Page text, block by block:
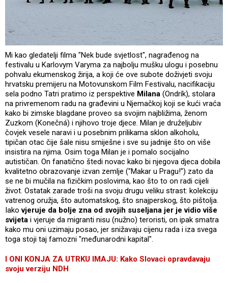
Mi kao gledatelji filma "Nek bude svjetlost", nagrađenog na
festivalu u Karlovym Varyma za najbolju mušku ulogu i posebnu
pohvalu ekumenskog žirija, a koji će ove subote doživjeti svoju
hrvatsku premijeru na Motovunskom Film Festivalu, nacifikaciju
sela podno Tatri pratimo iz perspektive Milana (Ondrík), stolara
na privremenom radu na građevini u Njemačkoj koji se kući vraća
kako bi zimske blagdane proveo sa svojim najbližima, ženom
Zuzkom (Konečná) i njihovo troje djece. Milan je druželjubiv
čovjek vesele naravi i u posebnim prilikama sklon alkoholu,
tipičan otac čije šale nisu smiješne i sve su jadnije što on više
insistira na njima. Osim toga Milan je i pomalo socijalno
autističan. On fanatično štedi novac kako bi njegova djeca dobila
kvalitetno obrazovanje izvan zemlje ("Makar u Pragu!") zato da
se ne bi mučila na fizičkim poslovima, kao što to on radi cijeli
život. Ostatak zarade troši na svoju drugu veliku strast: kolekciju
vatrenog oružja, što automatskog, što snajperskog, što pištolja.
Iakovjeruje da bolje zna od svojih suseljana jer je vidio više
svijeta i vjeruje da migranti nisu (nužno) teroristi, on ipak smatra
kako mu oni uzimaju posao, jer snižavaju cijenu rada i iza svega
toga stoji taj famozni "međunarodni kapital".
I ONI KONJA ZA UTRKU IMAJU: Kako Slovaci opravdavaju
svoju verziju NDH